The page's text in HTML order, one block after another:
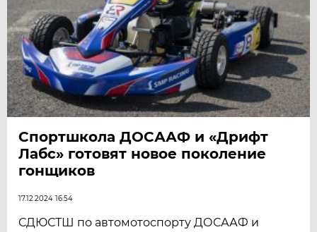
Спортшкола ДОСААФ и «Дрифт
Лабс» готовят новое поколение
гонщиков
17.12.2024 16:54
СДЮСТШ по автомотоспорту ДОСААФ и